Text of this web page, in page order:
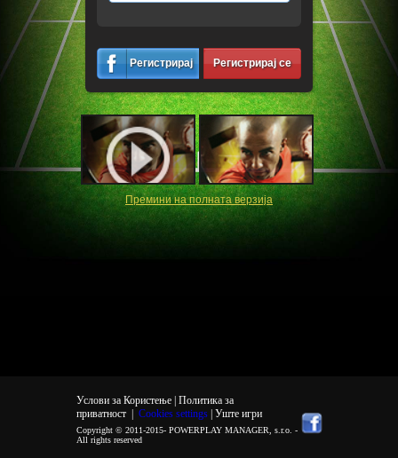
Регистрирај
се
Регистрирај се
Премини на полната верзија
Услови за Користење | Политика за
приватност| Cookies settings | Уште игри
Copyright © 2011-2015- POWERPLAY MANAGER, s.r.o. -
All rights reserved